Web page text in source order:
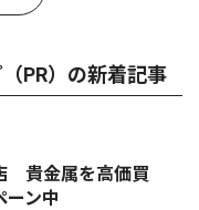
PR）の新着記事
貴金属を高価買
ン中